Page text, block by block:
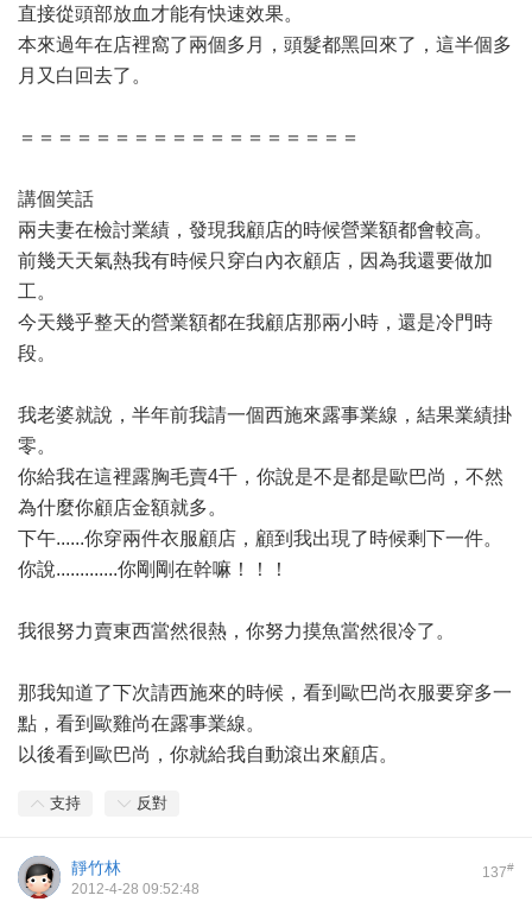
直接從頭部放血才能有快速效果。
本來過年在店裡窩了兩個多月，頭髮都黑回來了，這半個多
月又白回去了。
＝＝＝＝＝＝＝＝＝＝＝＝＝＝＝＝＝＝
講個笑話
兩夫妻在檢討業績，發現我顧店的時候營業額都會較高。
前幾天天氣熱我有時候只穿白內衣顧店，因為我還要做加
工。
今天幾乎整天的營業額都在我顧店那兩小時，還是冷門時
段。
我老婆就說，半年前我請一個西施來露事業線，結果業績掛
零。
你給我在這裡露胸毛賣4千，你說是不是都是歐巴尚，不然
為什麼你顧店金額就多。
下午......你穿兩件衣服顧店，顧到我出現了時候剩下一件。
你說.............你剛剛在幹嘛！！！
我很努力賣東西當然很熱，你努力摸魚當然很冷了。
那我知道了下次請西施來的時候，看到歐巴尚衣服要穿多一
點，看到歐雞尚在露事業線。
以後看到歐巴尚，你就給我自動滾出來顧店。
支持 反對
137#
靜竹林
2012-4-28 09:52:48